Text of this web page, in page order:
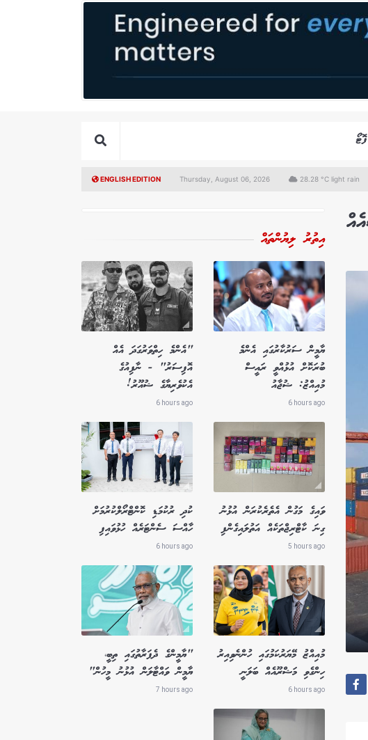
ފޮޓޯ
ENGLISH EDITION Thursday, August 06, 2026 28.28 °C light rain
އިތުރު ލިޔުންތައް
ޔާމީން ސަރުކާރުގައި އެންމެ
ބުރަކޮށް އުޅުއްވީ ރައީސް
މުއިއްޒު: ޝުޖާއު
6 hours ago
"އެންމެ ހިތްވަރުގަދަ އެއް
އޮފިސަރު" - ނާފިއުގެ
އެކުވެރިޔާގެ ޝުއޫރު!
6 hours ago
ވައިގެ މަގުން އެތެރެކުރަން އުޅުނު
ގިނަ ކާޓްރިޖްތަކެއް އަތުލައިގެންފި
5 hours ago
ކުދި ރުކުމަޑި ކޮންޓްރޯލްކުރުމަށް
ހާއްސަ ސެންޓަރެއް ހުޅުވައިފި
6 hours ago
މުއިއްޒު މޭޔަރުކަމުގައި ހުންނެވިއިރު
ހިންގެވި މަޝްރޫއެއް ބަލަނީ
6 hours ago
"ޔާމީންގެ ދެފަރާތުގައި ތިބީ،
ޔާމީން ވައްޓާލަން އުޅުނު މީހުން"
7 hours ago